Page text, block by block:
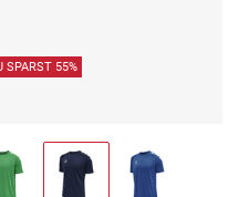
SPARST 55%